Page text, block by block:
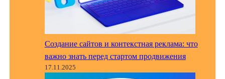
Создание сайтов и контекстная реклама: что
важно знать перед стартом продвижения
17.11.2025